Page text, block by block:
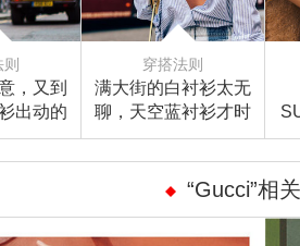
，又到
出动的
穿搭法则
满大街的白衬衫太无
聊，天空蓝衬衫才时
髦
“Gucci”相